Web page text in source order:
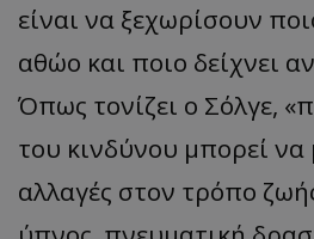
είναι να ξεχωρίσουν
αθώο και ποιο δείχνει
Όπως τονίζει ο Σόλγε,
του κινδύνου μπορεί να
αλλαγές στον τρόπο